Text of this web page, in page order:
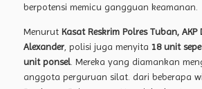
berpotensi memicu gangguan keamanan.
Menurut Kasat Reskrim Polres Tuban, AKP
Alexander, polisi juga menyita 18 unit
unit ponsel. Mereka yang diamankan
anggota perguruan silat. dari beberapa